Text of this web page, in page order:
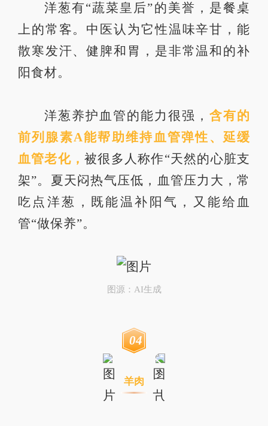
洋葱有“蔬菜皇后”的美誉，是餐桌
上的常客。中医认为它性温味辛甘，能
散寒发汗、健脾和胃，是非常温和的补
阳食材。
洋葱养护血管的能力很强，含有的
前列腺素A能帮助维持血管弹性、延缓
血管老化，被很多人称作“天然的心脏支
架”。夏天闷热气压低，血管压力大，常
吃点洋葱，既能温补阳气，又能给血
管“做保养”。
图源：AI生成
04
羊肉